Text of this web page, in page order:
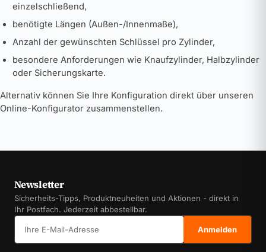
einzelschließend,
benötigte Längen (Außen-/Innenmaße),
Anzahl der gewünschten Schlüssel pro Zylinder,
besondere Anforderungen wie Knaufzylinder, Halbzylinder
oder Sicherungskarte.
Alternativ können Sie Ihre Konfiguration direkt über unseren
Online-Konfigurator zusammenstellen.
Newsletter
Sicherheits-Tipps, Produktneuheiten und Aktionen - direkt in
Ihr Postfach. Jederzeit abbestellbar.
Anmelden